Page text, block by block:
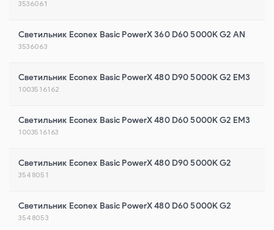
3536061
Светильник Econex Basic PowerX 360 D60 5000K G2 AN
3536063
Светильник Econex Basic PowerX 480 D90 5000K G2 EM3
1003516162
Светильник Econex Basic PowerX 480 D60 5000K G2 EM3
1003516163
Светильник Econex Basic PowerX 480 D90 5000K G2
3548051
Светильник Econex Basic PowerX 480 D60 5000K G2
3548053